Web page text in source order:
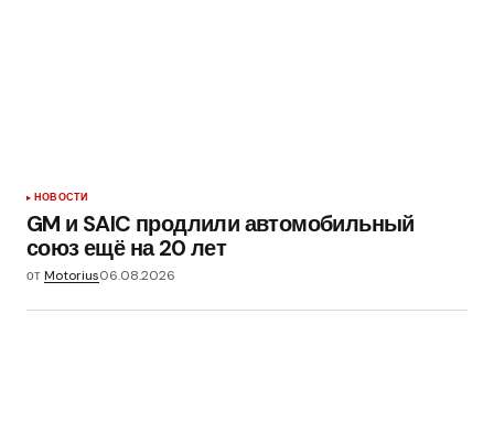
НОВОСТИ
GM и SAIC продлили автомобильный
союз ещё на 20 лет
отMotorius06.08.2026